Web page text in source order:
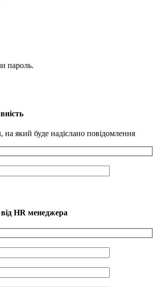
пароль.
який буде надіслано повідомлення
HR менеджера